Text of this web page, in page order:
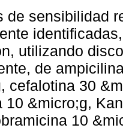
de sensibilidad
utilizando
de
cefalotina 30
10 &micro;g,
10